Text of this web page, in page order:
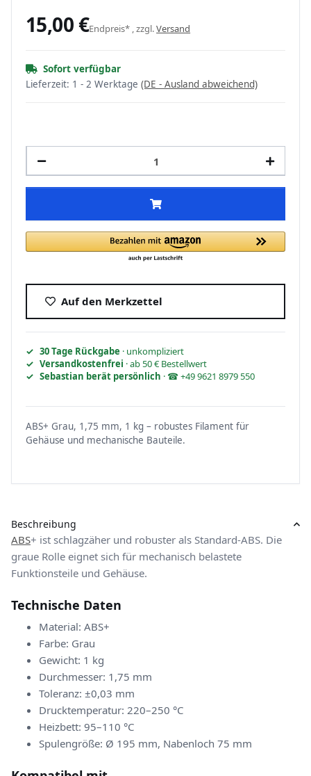
15,00 €Endpreis* , zzgl.Versand
Sofort verfügbar
Lieferzeit: 1 - 2 Werktage (DE - Ausland abweichend)
Auf den Merkzettel
30 Tage Rückgabe · unkompliziert
Versandkostenfrei · ab 50 € Bestellwert
Sebastian berät persönlich · ☎ +49 9621 8979 550
ABS+ Grau, 1,75 mm, 1 kg – robustes Filament für
Gehäuse und mechanische Bauteile.
Beschreibung
ABS+ ist schlagzäher und robuster als Standard-ABS. Die
graue Rolle eignet sich für mechanisch belastete
Funktionsteile und Gehäuse.
Technische Daten
Material: ABS+
Farbe: Grau
Gewicht: 1 kg
Durchmesser: 1,75 mm
Toleranz: ±0,03 mm
Drucktemperatur: 220–250 °C
Heizbett: 95–110 °C
Spulengröße: Ø 195 mm, Nabenloch 75 mm